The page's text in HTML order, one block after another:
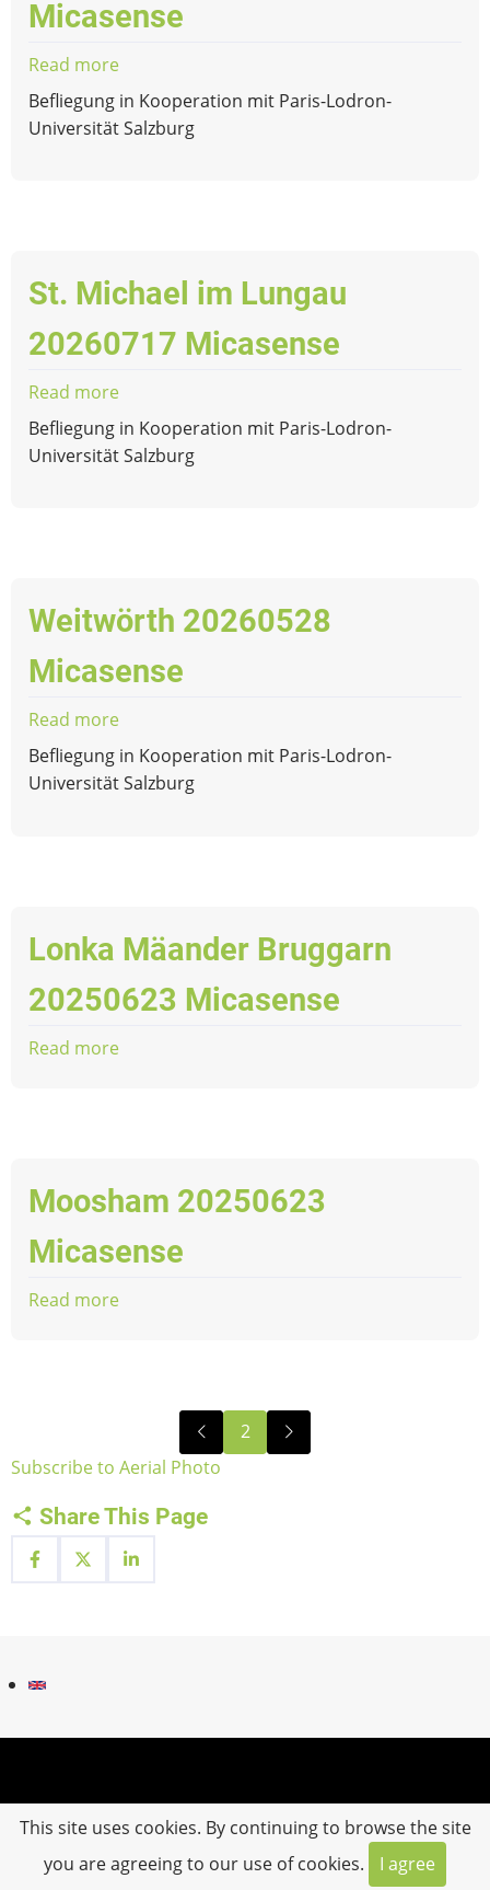
Micasense
Read more
Moosham
20260717
Micasense
Befliegung in Kooperation mit Paris-Lodron-
Universität Salzburg
St. Michael im Lungau
20260717 Micasense
Read more
St.
Michael
Befliegung in Kooperation mit Paris-Lodron-
Universität Salzburg
Weitwörth 20260528
Micasense
Read more
Weitwörth
20260528
Micasense
Befliegung in Kooperation mit Paris-Lodron-
Universität Salzburg
Lonka Mäander Bruggarn
20250623 Micasense
Read more
Micasense
Moosham 20250623
Micasense
Read more
Previous
page
2
Next
Subscribe to Aerial Photo
Share This Page
© 2026 IN SITU.MLUGEO, All rights reserved.
This site uses cookies. By continuing to browse the site
you are agreeing to our use of cookies.
I agree